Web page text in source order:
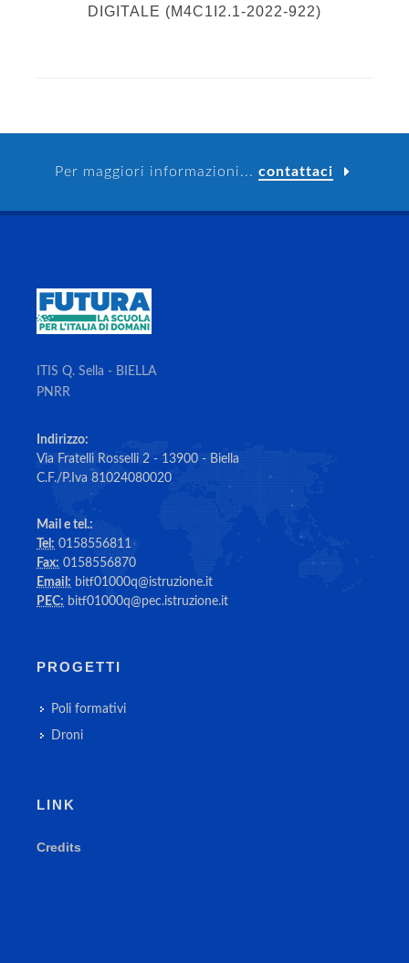
DIGITALE (M4C1I2.1-2022-922)
Per maggiori informazioni... contattaci
ITIS Q. Sella - BIELLA
PNRR
Indirizzo:
Via Fratelli Rosselli 2 - 13900 - Biella
C.F./P.Iva 81024080020
Mail e tel.:
Tel: 0158556811
Fax: 0158556870
Email: bitf01000q@istruzione.it
PEC: bitf01000q@pec.istruzione.it
PROGETTI
Poli formativi
Droni
LINK
Credits